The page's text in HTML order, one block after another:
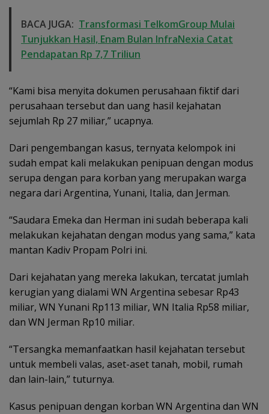
BACA JUGA: Transformasi TelkomGroup Mulai
Tunjukkan Hasil, Enam Bulan InfraNexia Catat
Pendapatan Rp 7,7 Triliun
“Kami bisa menyita dokumen perusahaan fiktif dari
perusahaan tersebut dan uang hasil kejahatan
sejumlah Rp 27 miliar,” ucapnya.
Dari pengembangan kasus, ternyata kelompok ini
sudah empat kali melakukan penipuan dengan modus
serupa dengan para korban yang merupakan warga
negara dari Argentina, Yunani, Italia, dan Jerman.
“Saudara Emeka dan Herman ini sudah beberapa kali
melakukan kejahatan dengan modus yang sama,” kata
mantan Kadiv Propam Polri ini.
Dari kejahatan yang mereka lakukan, tercatat jumlah
kerugian yang dialami WN Argentina sebesar Rp43
miliar, WN Yunani Rp113 miliar, WN Italia Rp58 miliar,
dan WN Jerman Rp10 miliar.
“Tersangka memanfaatkan hasil kejahatan tersebut
untuk membeli valas, aset-aset tanah, mobil, rumah
dan lain-lain,” tuturnya.
Kasus penipuan dengan korban WN Argentina dan WN